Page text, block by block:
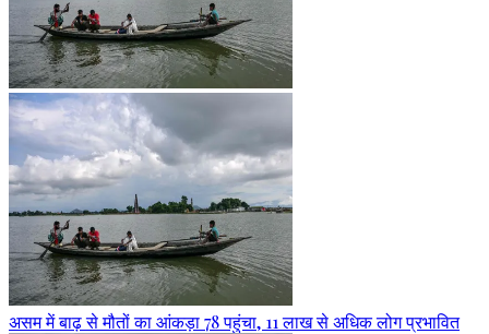
असम में बाढ़ से मौतों का आंकड़ा 78 पहुंचा, 11 लाख से अधिक लोग प्रभावित